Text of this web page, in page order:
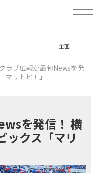
toggle
企画
クラブ広報が最旬Newsを発
リトピ！」
を発信！ 横
ックス「マリ